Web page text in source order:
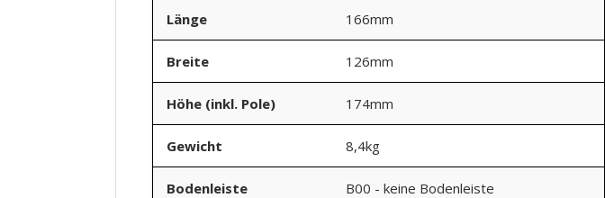
Länge 166mm
Breite 126mm
Höhe (inkl. Pole) 174mm
Gewicht 8,4kg
Bodenleiste B00 - keine Bodenleiste